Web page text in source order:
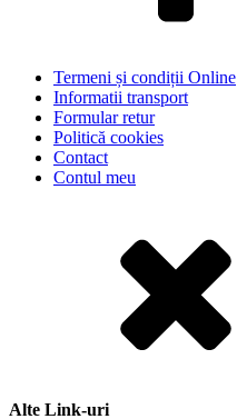
Termeni și condiții Online
Informatii transport
Formular retur
Politică cookies
Contact
Contul meu
Alte Link-uri